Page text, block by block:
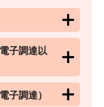
子調達以
子調達）